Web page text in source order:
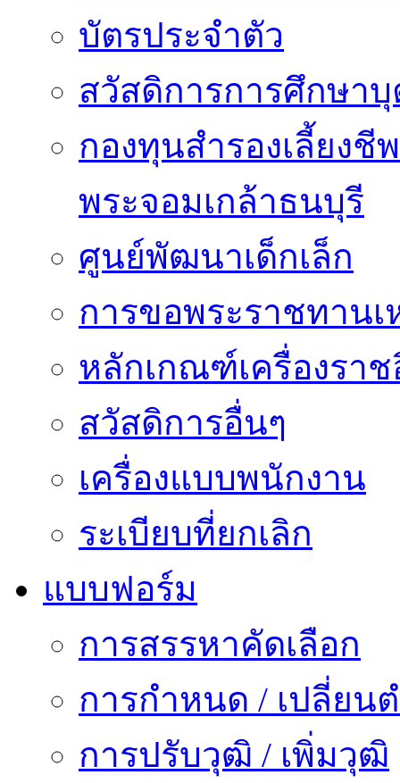
บัตรประจำตัว
สวัสดิการการศึกษาบุ
กองทุนสำรองเลี้ยง
พระจอมเกล้าธนบุรี
ศูนย์พัฒนาเด็กเล็ก
การขอพระราชทาน
หลักเกณฑ์เครื่องรา
สวัสดิการอื่นๆ
เครื่องแบบพนักงาน
ระเบียบที่ยกเลิก
แบบฟอร์ม
การสรรหาคัดเลือก
การกำหนด / เปลี่ยน
การปรับวุฒิ / เพิ่มวุฒิ